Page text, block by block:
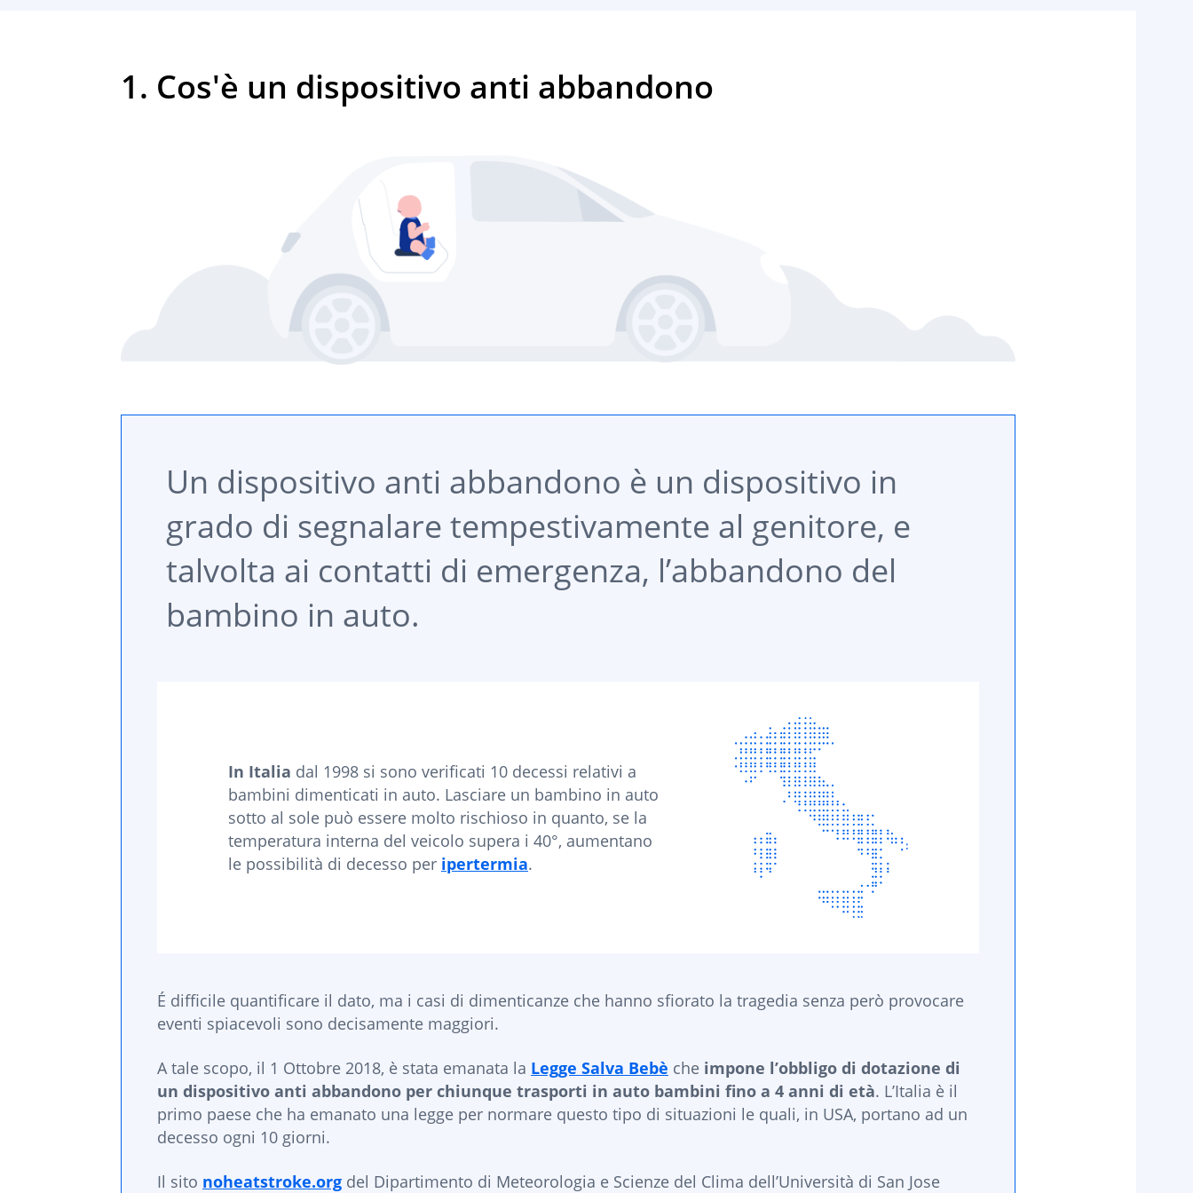
1. Cos'è un dispositivo anti abbandono
Un dispositivo anti abbandono è un dispositivo in
grado di segnalare tempestivamente al genitore, e
talvolta ai contatti di emergenza, l’abbandono del
bambino in auto.
In Italia dal 1998 si sono verificati 10 decessi relativi a
bambini dimenticati in auto. Lasciare un bambino in auto
sotto al sole può essere molto rischioso in quanto, se la
temperatura interna del veicolo supera i 40°, aumentano
le possibilità di decesso per ipertermia.
É difficile quantificare il dato, ma i casi di dimenticanze che hanno sfiorato la tragedia senza però provocare
eventi spiacevoli sono decisamente maggiori.
A tale scopo, il 1 Ottobre 2018, è stata emanata la Legge Salva Bebè che impone l’obbligo di dotazione di
un dispositivo anti abbandono per chiunque trasporti in auto bambini fino a 4 anni di età. L’Italia è il
primo paese che ha emanato una legge per normare questo tipo di situazioni le quali, in USA, portano ad un
decesso ogni 10 giorni.
Il sito noheatstroke.org del Dipartimento di Meteorologia e Scienze del Clima dell’Università di San Jose